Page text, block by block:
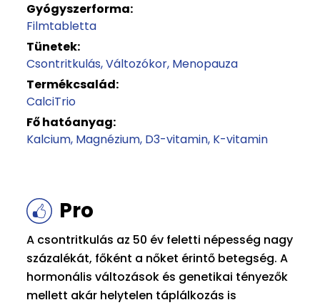
Gyógyszerforma:
Filmtabletta
Tünetek:
Csontritkulás Változókor Menopauza
Termékcsalád:
CalciTrio
Fő hatóanyag:
Kalcium Magnézium D3-vitamin K-vitamin
Pro
A csontritkulás az 50 év feletti népesség nagy
százalékát, főként a nőket érintő betegség. A
hormonális változások és genetikai tényezők
mellett akár helytelen táplálkozás is